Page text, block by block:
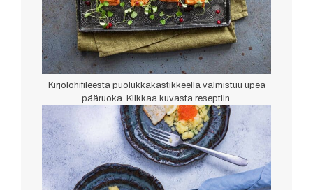
Kirjolohifileestä puolukkakastikkeella valmistuu upea
pääruoka. Klikkaa kuvasta reseptiin.